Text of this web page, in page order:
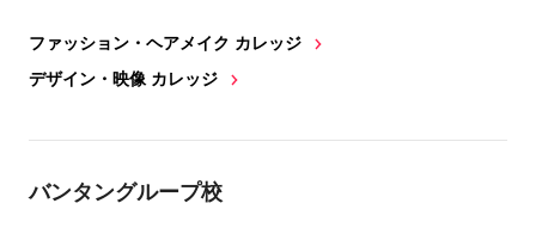
ファッション・ヘアメイク カレッジ
デザイン・映像 カレッジ
バンタングループ校